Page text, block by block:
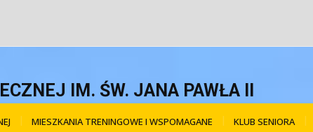
IM. ŚW. JANA PAWŁA II
MIESZKANIA TRENINGOWE I WSPOMAGANE KLUB SENIORA